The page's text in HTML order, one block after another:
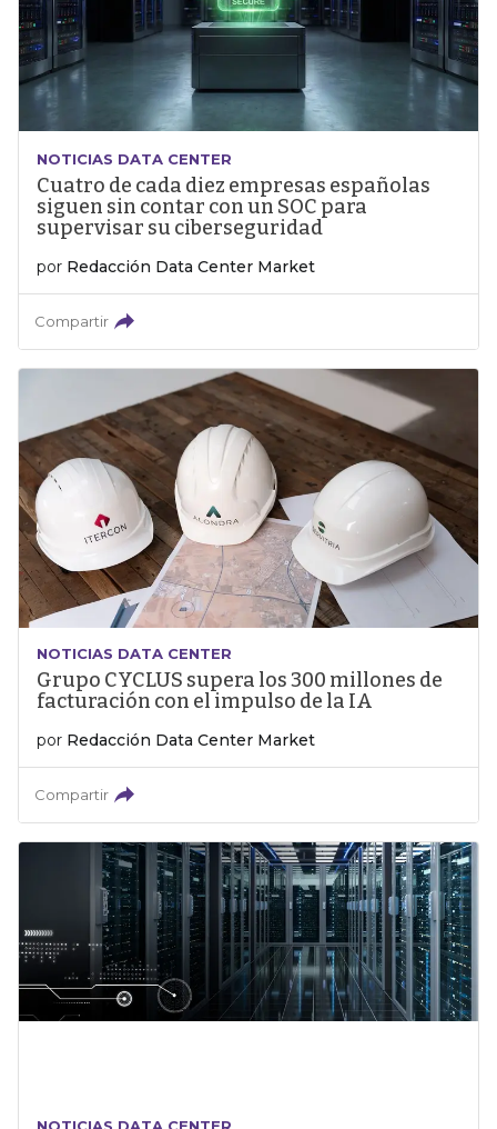
NOTICIAS DATA CENTER
Cuatro de cada diez empresas españolas
siguen sin contar con un SOC para
supervisar su ciberseguridad
por Redacción Data Center Market
Compartir
NOTICIAS DATA CENTER
Grupo CYCLUS supera los 300 millones de
facturación con el impulso de la IA
por Redacción Data Center Market
Compartir